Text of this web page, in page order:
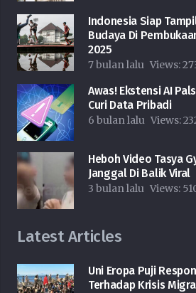
Indonesia Siap
Budaya Di
2025
7 bulan lalu Views:
Awas! Ekstensi AI
Curi Data Pribadi
6 bulan lalu Views:
Heboh Video Tasya
Janggal Di Balik Viral
3 bulan lalu Views:
Latest Articles
Uni Eropa Puji
Terhadap Krisis